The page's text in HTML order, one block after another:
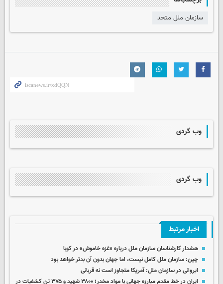
سازمان ملل متحد
وب گردی
وب گردی
اخبار مرتبط
هشدار کارشناسان سازمان ملل درباره «غزه‌ خاموش» در کوبا
چین: سازمان ملل کامل نیست،‌ اما جهان بدون آن بدتر خواهد بود
ایروانی در سازمان ملل: آمریکا متجاوز است نه قربانی
ایران در خط مقدم مبارزه جهانی با مواد مخدر؛ ۳۸۰۰ شهید و ۳۷۵ تن کشفیات در